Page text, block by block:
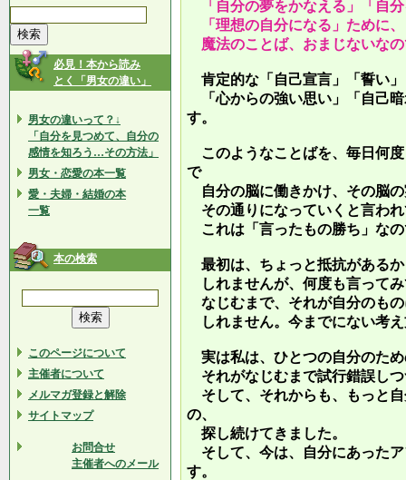
必見！本から読み
とく「男女の違い」
男女の違いって？↓
「自分を見つめて、自分の
感情を知ろう…その方法」
男女・恋愛の本一覧
愛・夫婦・結婚の本
一覧
本の検索
このページについて
主催者について
メルマガ登録と解除
サイトマップ
お問合せ
主催者へのメール
「自分の夢をかなえる」「自
「理想の自分になる」ために
魔法のことば、おまじないな
肯定的な「自己宣言」「誓い
「心からの強い思い」「自己
す。
このようなことばを、毎日何
で
自分の脳に働きかけ、その脳
その通りになっていくと言わ
これは「言ったもの勝ち」な
最初は、ちょっと抵抗がある
しれませんが、何度も言って
なじむまで、それが自分のも
しれません。今までにない考
実は私は、ひとつの自分のた
それがなじむまで試行錯誤し
そして、それからも、もっと
の、
探し続けてきました。
そして、今は、自分にあった
す。